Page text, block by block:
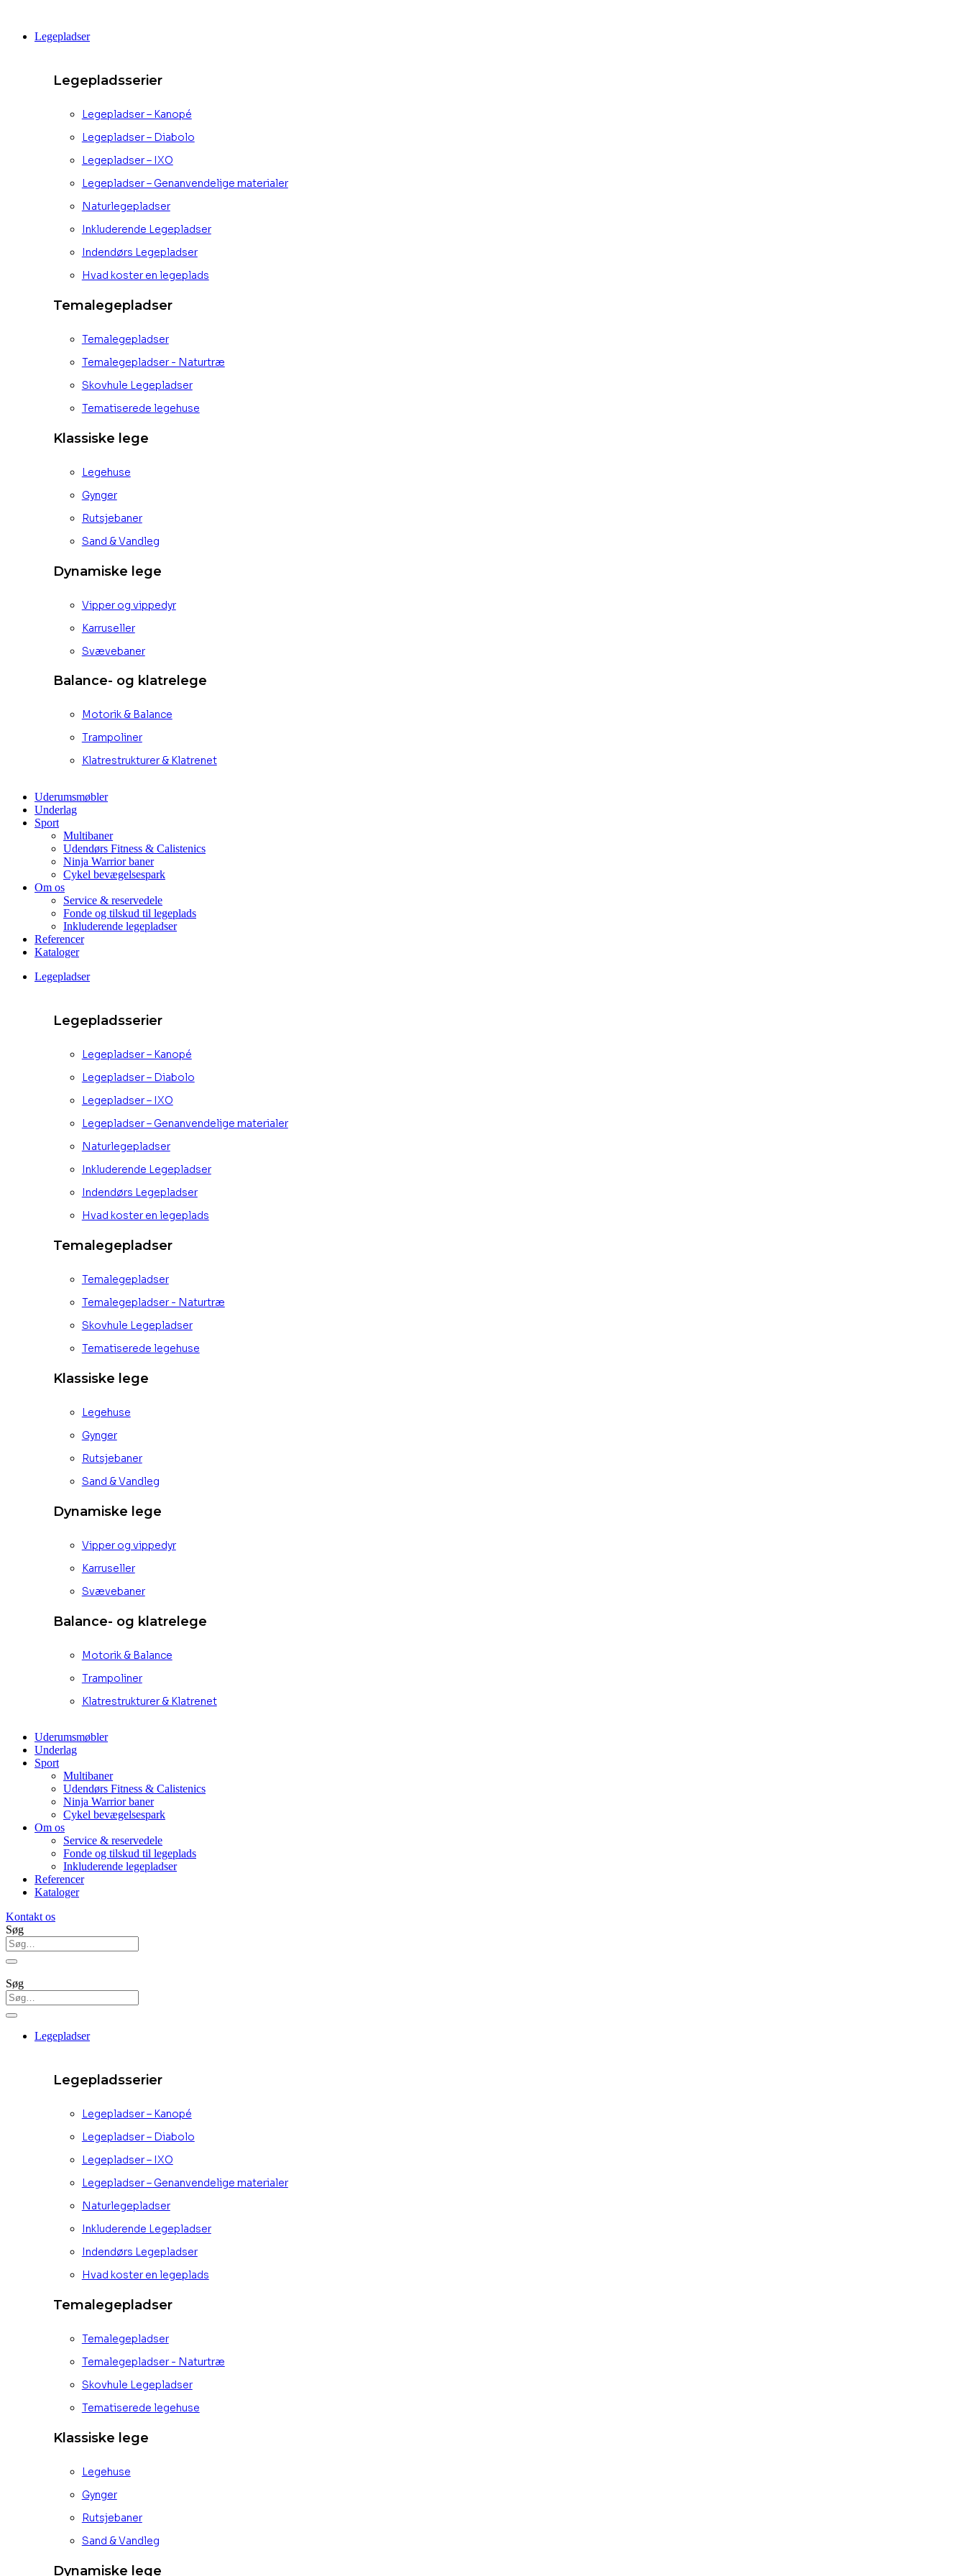
indholdLegepladser
Legepladsserier
Legepladser – Kanopé
Legepladser – Diabolo
Legepladser – IXO
Legepladser – Genanvendelige materialer
Naturlegepladser
Inkluderende Legepladser
Indendørs Legepladser
Hvad koster en legeplads
Temalegepladser
Temalegepladser
Temalegepladser - Naturtræ
Skovhule Legepladser
Tematiserede legehuse
Klassiske lege
Legehuse
Gynger
Rutsjebaner
Sand & Vandleg
Dynamiske lege
Vipper og vippedyr
Karruseller
Svævebaner
Balance- og klatrelege
Motorik & Balance
Trampoliner
Klatrestrukturer & Klatrenet
Uderumsmøbler
Underlag
Sport
Multibaner
Udendørs Fitness & Calistenics
Ninja Warrior baner
Cykel bevægelsespark
Om os
Service & reservedele
Fonde og tilskud til legeplads
Inkluderende legepladser
Referencer
Kataloger
Legepladser
Legepladsserier
Legepladser – Kanopé
Legepladser – Diabolo
Legepladser – IXO
Legepladser – Genanvendelige materialer
Naturlegepladser
Inkluderende Legepladser
Indendørs Legepladser
Hvad koster en legeplads
Temalegepladser
Temalegepladser
Temalegepladser - Naturtræ
Skovhule Legepladser
Tematiserede legehuse
Klassiske lege
Legehuse
Gynger
Rutsjebaner
Sand & Vandleg
Dynamiske lege
Vipper og vippedyr
Karruseller
Svævebaner
Balance- og klatrelege
Motorik & Balance
Trampoliner
Klatrestrukturer & Klatrenet
Uderumsmøbler
Underlag
Sport
Multibaner
Udendørs Fitness & Calistenics
Ninja Warrior baner
Cykel bevægelsespark
Om os
Service & reservedele
Fonde og tilskud til legeplads
Inkluderende legepladser
Referencer
Kataloger
Kontakt os
Søg
Søg
Legepladser
Legepladsserier
Legepladser – Kanopé
Legepladser – Diabolo
Legepladser – IXO
Legepladser – Genanvendelige materialer
Naturlegepladser
Inkluderende Legepladser
Indendørs Legepladser
Hvad koster en legeplads
Temalegepladser
Temalegepladser
Temalegepladser - Naturtræ
Skovhule Legepladser
Tematiserede legehuse
Klassiske lege
Legehuse
Gynger
Rutsjebaner
Sand & Vandleg
Dynamiske lege